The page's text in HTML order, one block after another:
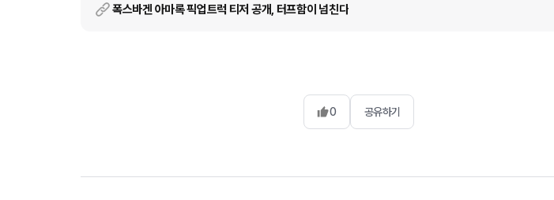
폭스바겐 아마록 픽업트럭 티저 공개, 터프함이 넘친다
0 공유하기